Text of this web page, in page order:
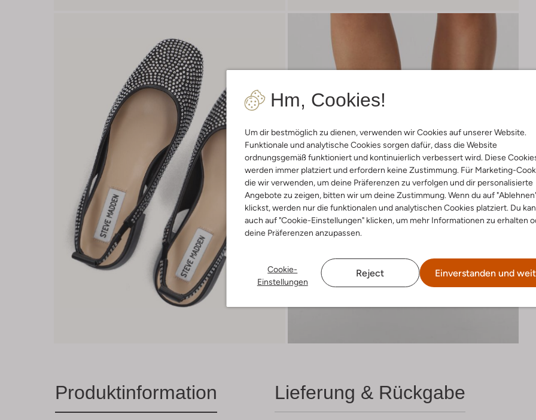
Hm, Cookies!
Um dir bestmöglich zu dienen, verwenden wir Cookies auf unserer Website.
Funktionale und analytische Cookies sorgen dafür, dass die Website
ordnungsgemäß funktioniert und kontinuierlich verbessert wird. Diese
werden immer platziert und erfordern keine Zustimmung. Für Marketing-
die wir verwenden, um deine Präferenzen zu verfolgen und dir personalisierte
Angebote zu zeigen, bitten wir um deine Zustimmung. Wenn du auf
klickst, werden nur die funktionalen und analytischen Cookies platziert. Du
auch auf "Cookie-Einstellungen" klicken, um mehr Informationen zu erhalten
deine Präferenzen anzupassen.
Cookie-
Einstellungen
Reject Einverstanden und
Produktinformation Lieferung & Rückgabe